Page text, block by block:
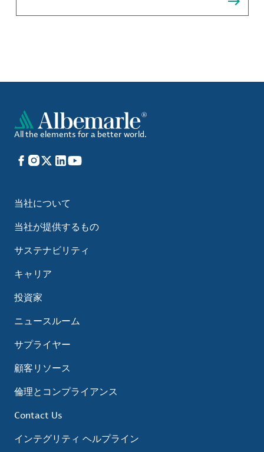
All the elements for a better world.
Facebook
Instagram
X LinkedIn
YouTube
当社について
当社が提供するもの
サステナビリティ
キャリア
投資家
ニュースルーム
サプライヤー
顧客リソース
倫理とコンプライアンス
Contact Us
インテグリティ ヘルプライン